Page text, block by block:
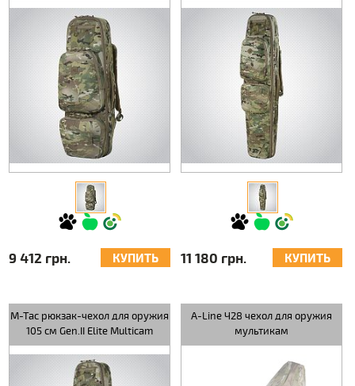
9 412 грн. КУПИТЬ 11 180 грн. КУПИТЬ
M-Tac рюкзак-чехол для оружия
105 см Gen.II Elite Multicam
A-Line Ч28 чехол для оружия
мультикам